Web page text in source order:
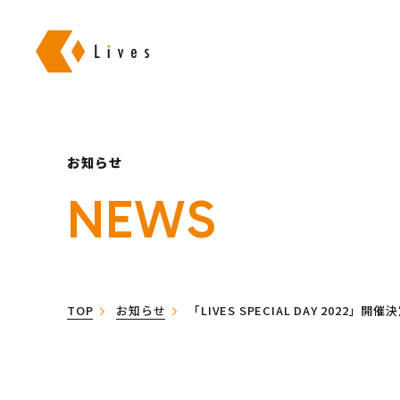
お知らせ
NEWS
TOP お知らせ 「LIVES SPECIAL DAY 2022」開催